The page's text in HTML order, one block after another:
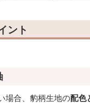
ント
場合、豹柄生地の配色